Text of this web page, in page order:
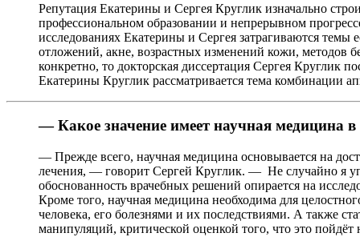
Репутация Екатерины и Сергея Круглик изначально
профессиональном образовании и непрерывном
исследованиях Екатерины и Сергея затрагиваются
отложений, акне, возрастных изменений кожи, методов
конкретно, то докторская диссертация Сергея Круглик
Екатерины Круглик рассматривается тема комбинации
— Какое значение имеет научная медицина в
— Прежде всего, научная медицина основывается на
лечения, — говорит Сергей Круглик. — Не случайно я
обоснованность врачебных решений опирается на
Кроме того, научная медицина необходима для
человека, его болезнями и их последствиями. А также
манипуляций, критической оценкой того, что это пойдёт